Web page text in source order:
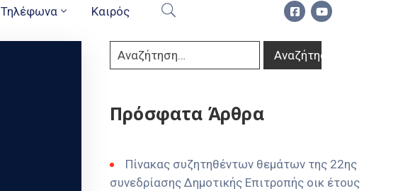
Τηλέφωνα Καιρός
Πρόσφατα Άρθρα
Πίνακας συζητηθέντων θεμάτων της 22ης
συνεδρίασης Δημοτικής Επιτροπής οικ έτους